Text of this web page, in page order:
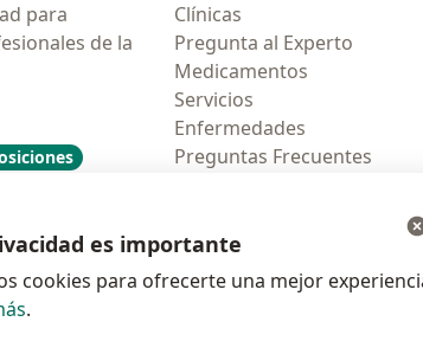
para
de la
Clínicas
Pregunta al Experto
Medicamentos
Servicios
Enfermedades
Preguntas Frecuentes
Polska se abre en una
se abre en
es importante
cookies para ofrecerte una mejor
.